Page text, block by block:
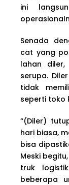
ini
Senada
cat yang
lahan diler,
serupa.
tidak
seperti toko
“(Diler)
hari biasa,
bisa
Meski
truk
beberapa